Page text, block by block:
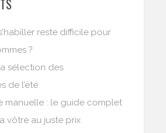
reste difficile pour
?
sélection des
de l’été
manuelle : le guide complet
vôtre au juste prix